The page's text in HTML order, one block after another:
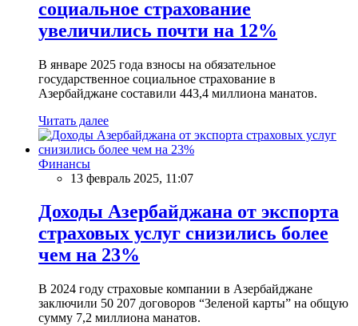
социальное страхование
увеличились почти на 12%
В январе 2025 года взносы на обязательное
государственное социальное страхование в
Азербайджане составили 443,4 миллиона манатов.
Читать далее
Финансы
13 февраль 2025, 11:07
Доходы Азербайджана от экспорта
страховых услуг снизились более
чем на 23%
В 2024 году страховые компании в Азербайджане
заключили 50 207 договоров “Зеленой карты” на общую
сумму 7,2 миллиона манатов.